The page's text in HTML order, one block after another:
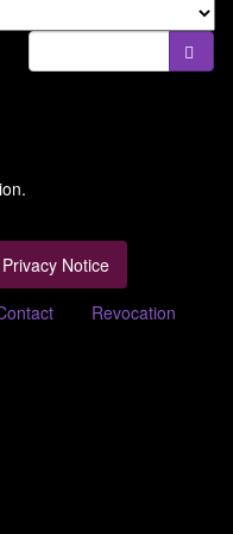
Privacy Notice
Revocation